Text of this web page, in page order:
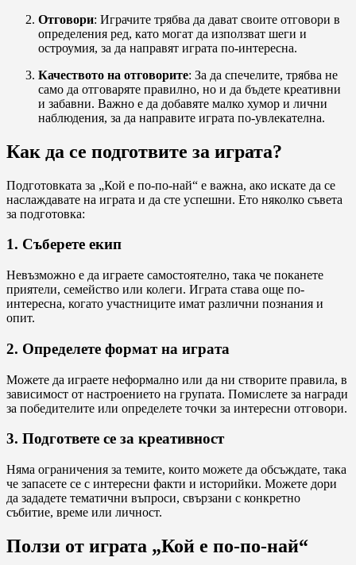
Отговори: Играчите трябва да дават своите отговори в
определения ред, като могат да използват шеги и
остроумия, за да направят играта по-интересна.
Качеството на отговорите: За да спечелите, трябва не
само да отговаряте правилно, но и да бъдете креативни
и забавни. Важно е да добавяте малко хумор и лични
наблюдения, за да направите играта по-увлекателна.
Как да се подготвите за играта?
Подготовката за „Кой е по-по-най“ е важна, ако искате да се
наслаждавате на играта и да сте успешни. Ето няколко съвета
за подготовка:
1. Съберете екип
Невъзможно е да играете самостоятелно, така че поканете
приятели, семейство или колеги. Играта става още по-
интересна, когато участниците имат различни познания и
опит.
2. Определете формат на играта
Можете да играете неформално или да ни створите правила, в
зависимост от настроението на групата. Помислете за награди
за победителите или определете точки за интересни отговори.
3. Подгответе се за креативност
Няма ограничения за темите, които можете да обсъждате, така
че запасете се с интересни факти и историйки. Можете дори
да зададете тематични въпроси, свързани с конкретно
събитие, време или личност.
Ползи от играта „Кой е по-по-най“